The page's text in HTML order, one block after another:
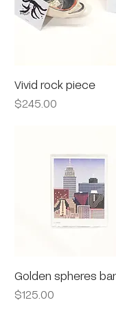
Vivid rock piece
Precio
$245.00
Golden spheres
Precio
$125.00